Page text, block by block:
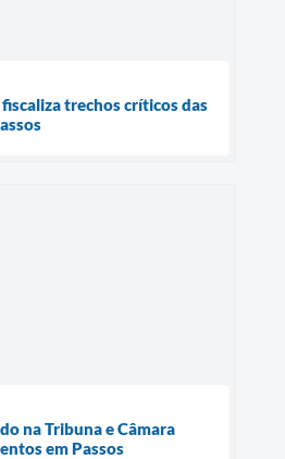
trechos críticos das
na Tribuna e Câmara
em Passos